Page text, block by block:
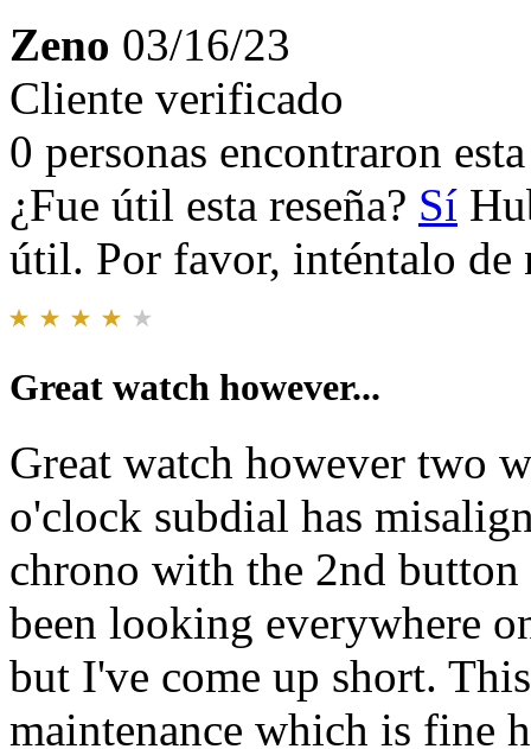
Zeno 03/16/23
Cliente verificado
0 personas encontraron
¿Fue útil esta reseña? Sí
útil. Por favor, inténtalo de
Great watch however...
Great watch however two
o'clock subdial has
chrono with the 2nd
been looking everywhere
but I've come up short.
maintenance which is fine